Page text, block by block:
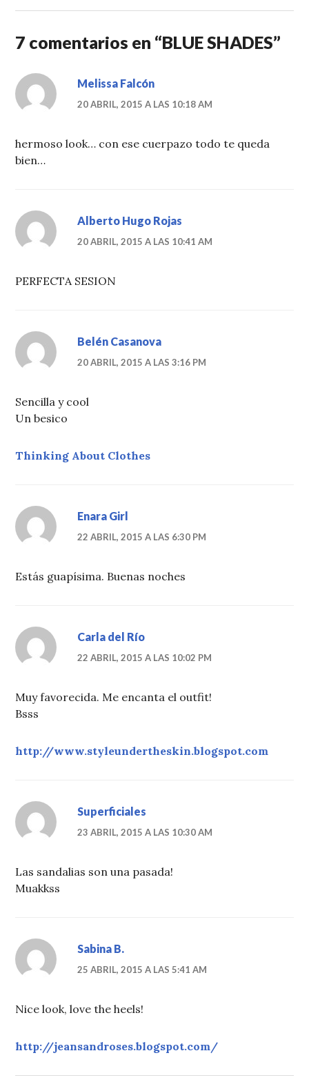
7 comentarios en “BLUE SHADES”
Melissa Falcón
20 ABRIL, 2015 A LAS 10:18 AM
hermoso look… con ese cuerpazo todo te queda
bien…
Alberto Hugo Rojas
20 ABRIL, 2015 A LAS 10:41 AM
PERFECTA SESION
Belén Casanova
20 ABRIL, 2015 A LAS 3:16 PM
Sencilla y cool
Un besico
Thinking About Clothes
Enara Girl
22 ABRIL, 2015 A LAS 6:30 PM
Estás guapísima. Buenas noches
Carla del Río
22 ABRIL, 2015 A LAS 10:02 PM
Muy favorecida. Me encanta el outfit!
Bsss
http://www.styleundertheskin.blogspot.com
Superficiales
23 ABRIL, 2015 A LAS 10:30 AM
Las sandalias son una pasada!
Muakkss
Sabina B.
25 ABRIL, 2015 A LAS 5:41 AM
Nice look, love the heels!
http://jeansandroses.blogspot.com/